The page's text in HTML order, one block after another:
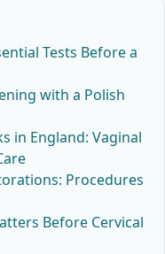
Tests Before a
with a Polish
in England: Vaginal
Procedures
Before Cervical